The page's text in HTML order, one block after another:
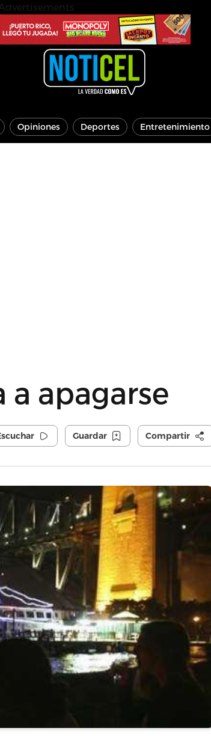
Opiniones Deportes Entretenimiento
apagarse
Guardar Compartir